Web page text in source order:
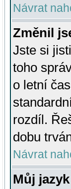
Návrat
Změnil
Jste si
toho
o letní
rozdíl.
dobu
Návrat
Můj